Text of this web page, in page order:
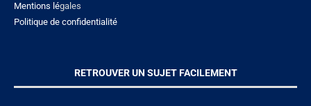
Mentions légales
Politique de confidentialité
RETROUVER UN SUJET FACILEMENT